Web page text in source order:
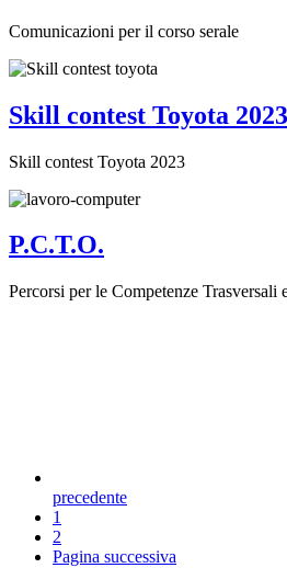
Comunicazioni per il corso serale
Skill contest Toyota 2023
Skill contest Toyota 2023
P.C.T.O.
Percorsi per le Competenze Trasversali
precedente
1
2
Pagina successiva